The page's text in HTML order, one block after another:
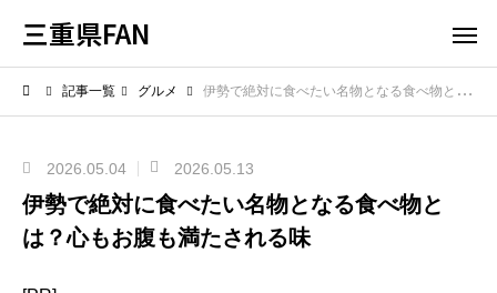
三重県FAN
記事一覧 グルメ 伊勢で絶対に食べたい名物となる食べ物とは？心もお腹も満たされる味
2026.05.04 2026.05.13
伊勢で絶対に食べたい名物となる食べ物と
は？心もお腹も満たされる味